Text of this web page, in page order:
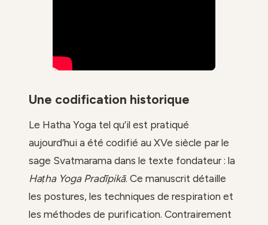
Une codification historique
Le Hatha Yoga tel qu’il est pratiqué
aujourd’hui a été codifié au XVe siècle par le
sage Svatmarama dans le texte fondateur : la
Haṭha Yoga Pradīpikā. Ce manuscrit détaille
les postures, les techniques de respiration et
les méthodes de purification. Contrairement